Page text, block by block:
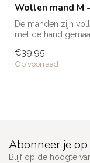
Wollen mand M
De manden zijn
met de hand
man...
€39,95
Op voorraad
Abonneer je
Blijf op de hoogte